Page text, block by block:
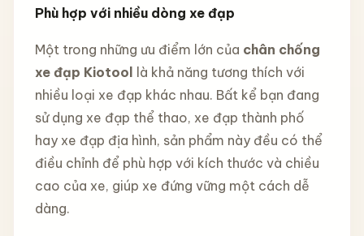
Phù hợp với nhiều dòng xe đạp
Một trong những ưu điểm lớn của chân chống
xe đạp Kiotool là khả năng tương thích với
nhiều loại xe đạp khác nhau. Bất kể bạn đang
sử dụng xe đạp thể thao, xe đạp thành phố
hay xe đạp địa hình, sản phẩm này đều có thể
điều chỉnh để phù hợp với kích thước và chiều
cao của xe, giúp xe đứng vững một cách dễ
dàng.